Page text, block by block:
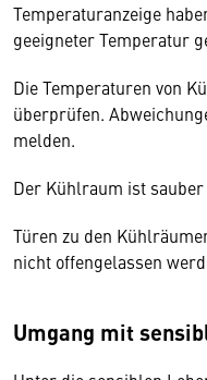
Temperaturanzeige
geeigneter Temperatur
Die Temperaturen von
überprüfen.
melden.
Der Kühlraum ist sauber
Türen zu den
nicht offengelassen
Umgang mit